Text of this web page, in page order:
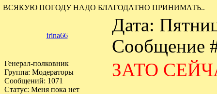
ВСЯКУЮ ПОГОДУ НАДО БЛАГОДАТНО ПРИНИМАТЬ..
irina66
Дата:
Сообщение
Генерал-полковник
Группа: Модераторы
Сообщений: 1071
Статус: Меня пока нет
ЗАТО